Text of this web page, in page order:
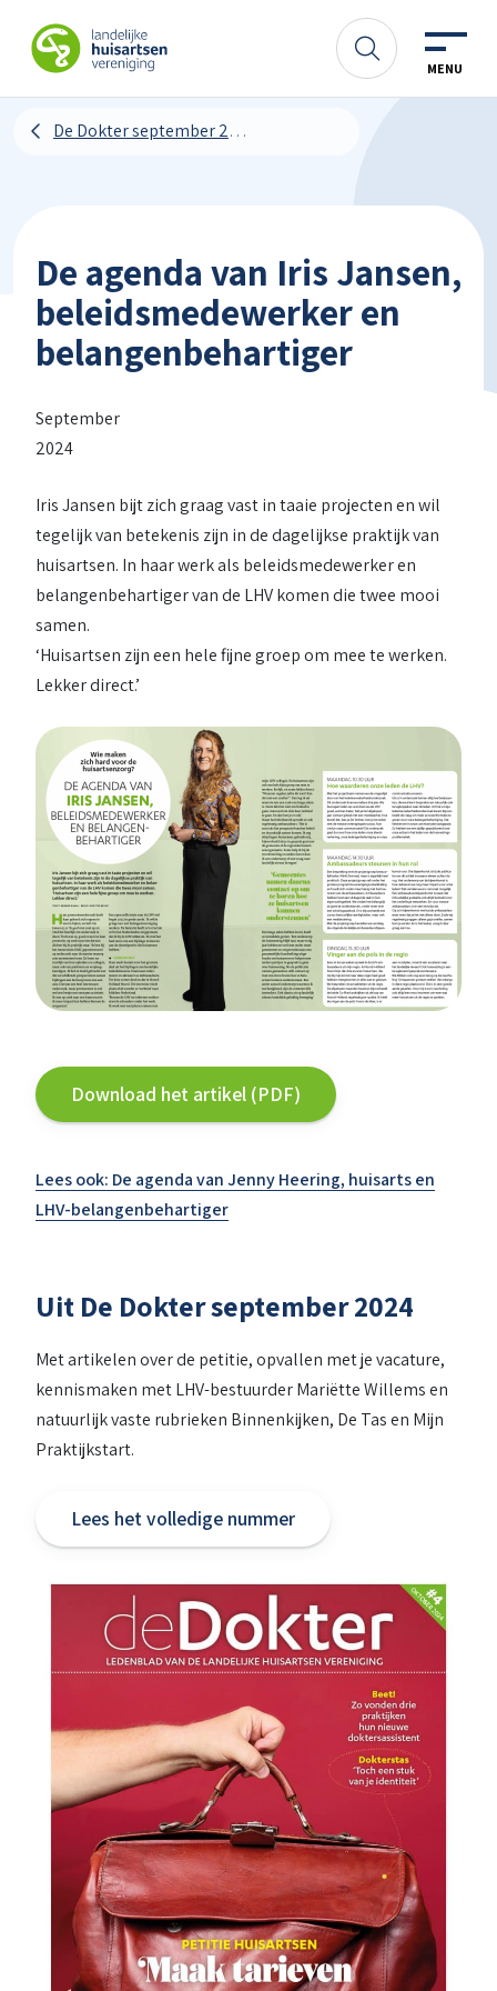
LHV
MENU
Zoeken
De Dokter september 2024
De agenda van Iris Jansen,
beleidsmedewerker en
belangenbehartiger
September
2024
Iris Jansen bijt zich graag vast in taaie projecten en wil
tegelijk van betekenis zijn in de dagelijkse praktijk van
huisartsen. In haar werk als beleidsmedewerker en
belangenbehartiger van de LHV komen die twee mooi
samen.
‘Huisartsen zijn een hele fijne groep om mee te werken.
Lekker direct.’
Download het artikel (PDF)
Lees ook: De agenda van Jenny Heering, huisarts en
LHV-belangenbehartiger
Uit De Dokter september 2024
Met artikelen over de petitie, opvallen met je vacature,
kennismaken met LHV-bestuurder Mariëtte Willems en
natuurlijk vaste rubrieken Binnenkijken, De Tas en Mijn
Praktijkstart.
Lees het volledige nummer